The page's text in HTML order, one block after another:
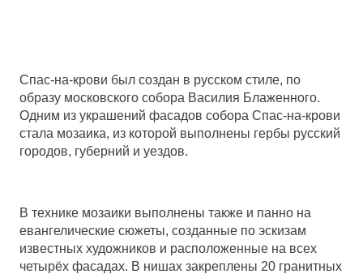
Спас-на-крови был создан в русском стиле, по
образу московского собора Василия Блаженного.
Одним из украшений фасадов собора Спас-на-крови
стала мозаика, из которой выполнены гербы русский
городов, губерний и уездов.
В технике мозаики выполнены также и панно на
евангелические сюжеты, созданные по эскизам
известных художников и расположенные на всех
четырёх фасадах. В нишах закреплены 20 гранитных